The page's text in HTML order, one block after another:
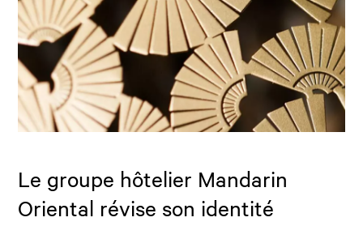
Le groupe hôtelier Mandarin
Oriental révise son identité